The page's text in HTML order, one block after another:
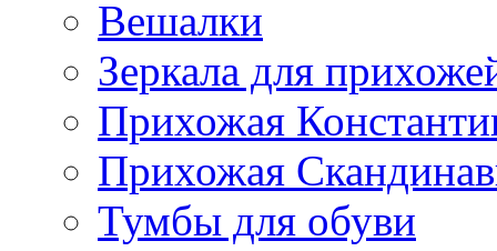
Вешалки
Зеркала для
Прихожая
Прихожая
Тумбы для обуви